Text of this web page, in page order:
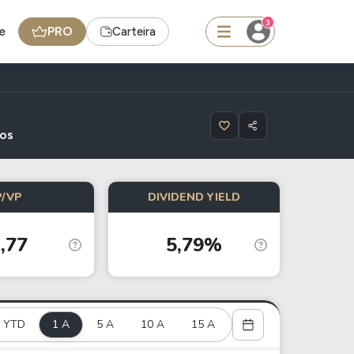
PRO Carteira
3
Ferramenta
Dividendos
- BNB
Radar do Dividendo Inteligente
Carteiras Recomendadas
VP DIVIDEND YIELD
5,79%
YTD 1 A 5 A 10 A 15 A